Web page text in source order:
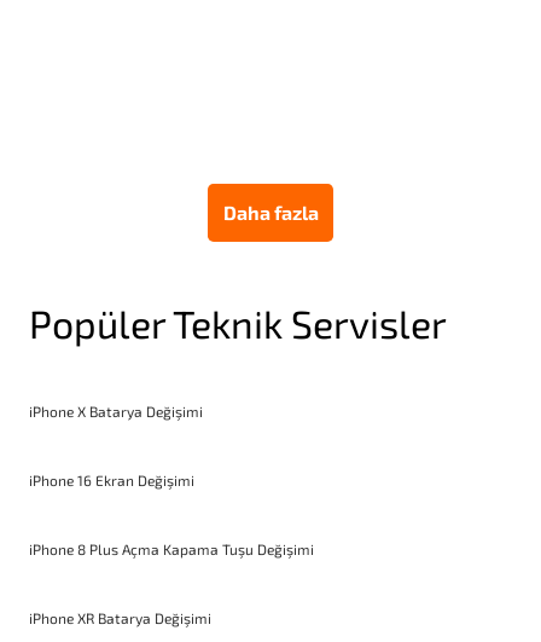
Daha fazla
Popüler Teknik Servisler
iPhone X Batarya Değişimi
iPhone 16 Ekran Değişimi
iPhone 8 Plus Açma Kapama Tuşu Değişimi
iPhone XR Batarya Değişimi